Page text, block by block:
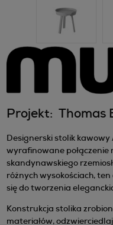
Projekt: Thomas
Designerski stolik
wyrafinowane połączenie
skandynawskiego
różnych wysokościach,
się do tworzenia
Konstrukcja stolika
materiałów,